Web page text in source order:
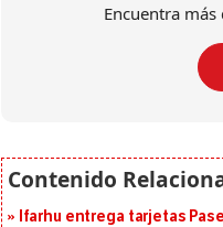
Encuentra
Ifarhu entrega tarjetas